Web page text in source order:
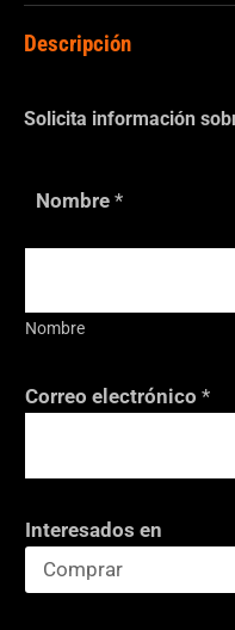
Descripción
Solicita información
Nombre *
Nombre
Correo electrónico *
Interesados en